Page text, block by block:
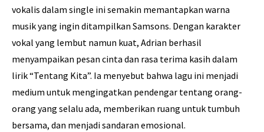
vokalis dalam single ini semakin memantapkan warna
musik yang ingin ditampilkan Samsons. Dengan karakter
vokal yang lembut namun kuat, Adrian berhasil
menyampaikan pesan cinta dan rasa terima kasih dalam
lirik “Tentang Kita”. Ia menyebut bahwa lagu ini menjadi
medium untuk mengingatkan pendengar tentang orang-
orang yang selalu ada, memberikan ruang untuk tumbuh
bersama, dan menjadi sandaran emosional.